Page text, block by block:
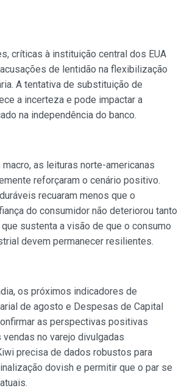
críticas à instituição central dos EUA
de lentidão na flexibilização
A tentativa de substituição de
a incerteza e pode impactar a
na independência do banco.
as leituras norte-americanas
reforçaram o cenário positivo.
recuaram menos que o
do consumidor não deteriorou tanto
sustenta a visão de que o consumo
devem permanecer resilientes.
os próximos indicadores de
de agosto e Despesas de Capital
as perspectivas positivas
no varejo divulgadas
precisa de dados robustos para
dovish e permitir que o par se